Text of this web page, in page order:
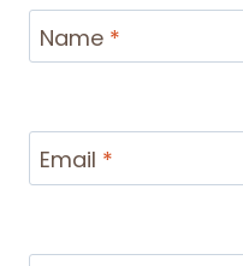
Name *
Email *